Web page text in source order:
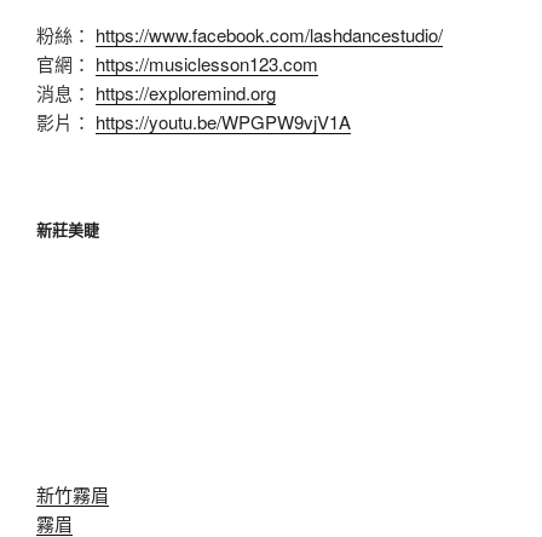
粉絲： https://www.facebook.com/lashdancestudio/
官網： https://musiclesson123.com
消息： https://exploremind.org
影片： https://youtu.be/WPGPW9vjV1A
新莊美睫
新竹霧眉
霧眉